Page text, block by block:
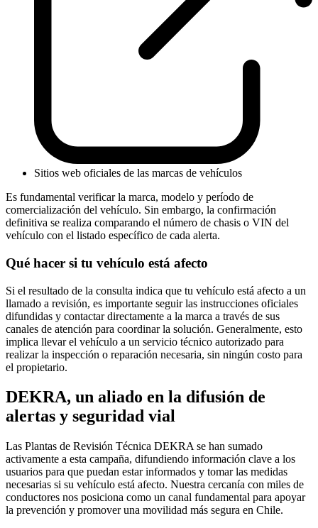
Sitios web oficiales de las marcas de vehículos
Es fundamental verificar la marca, modelo y período de
comercialización del vehículo. Sin embargo, la confirmación
definitiva se realiza comparando el número de chasis o VIN del
vehículo con el listado específico de cada alerta.
Qué hacer si tu vehículo está afecto
Si el resultado de la consulta indica que tu vehículo está afecto a un
llamado a revisión, es importante seguir las instrucciones oficiales
difundidas y contactar directamente a la marca a través de sus
canales de atención para coordinar la solución. Generalmente, esto
implica llevar el vehículo a un servicio técnico autorizado para
realizar la inspección o reparación necesaria, sin ningún costo para
el propietario.
DEKRA, un aliado en la difusión de
alertas y seguridad vial
Las Plantas de Revisión Técnica DEKRA se han sumado
activamente a esta campaña, difundiendo información clave a los
usuarios para que puedan estar informados y tomar las medidas
necesarias si su vehículo está afecto. Nuestra cercanía con miles de
conductores nos posiciona como un canal fundamental para apoyar
la prevención y promover una movilidad más segura en Chile.